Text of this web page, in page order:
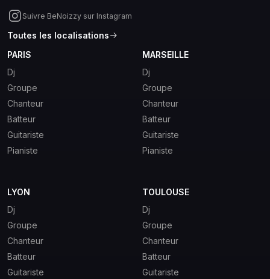
Suivre BeNoizzy sur Instagram
Toutes les localisations
PARIS
Dj
Groupe
Chanteur
Batteur
Guitariste
Pianiste
MARSEILLE
Dj
Groupe
Chanteur
Batteur
Guitariste
Pianiste
LYON
Dj
Groupe
Chanteur
Batteur
Guitariste
TOULOUSE
Dj
Groupe
Chanteur
Batteur
Guitariste